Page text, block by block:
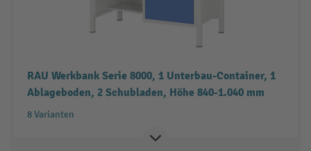
RAU Werkbank Serie 8000, 1 Unterbau-Container, 1
Ablageboden, 2 Schubladen, Höhe 840-1.040 mm
8 Varianten